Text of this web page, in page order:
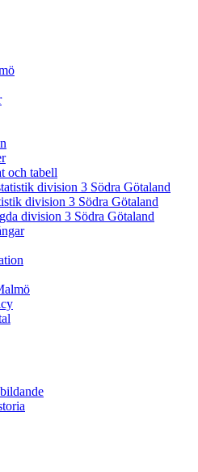
och tabell
division 3 Södra Götaland
division 3 Södra Götaland
division 3 Södra Götaland